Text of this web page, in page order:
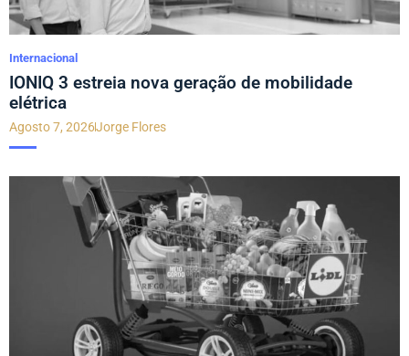
Internacional
IONIQ 3 estreia nova geração de mobilidade
elétrica
Agosto 7, 2026Jorge Flores